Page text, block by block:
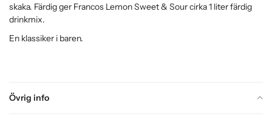
Övrig info
skaka. Färdig ger Francos Lemon Sweet & Sour cirka 1 liter färdig
drinkmix.
En klassiker i baren.